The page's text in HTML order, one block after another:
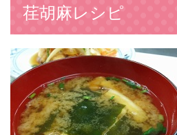
荏胡麻レシピ